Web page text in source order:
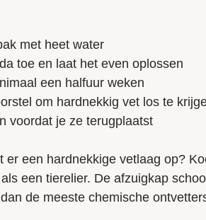
met heet water
toe en laat het even oplossen
een halfuur weken
om hardnekkig vet los te
voordat je ze terugplaatst
een hardnekkige vetlaag op?
een tierelier. De afzuigkap
de meeste chemische